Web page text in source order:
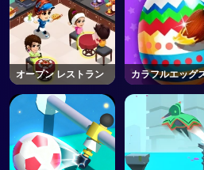
オープン レストラン カラフルエッグ